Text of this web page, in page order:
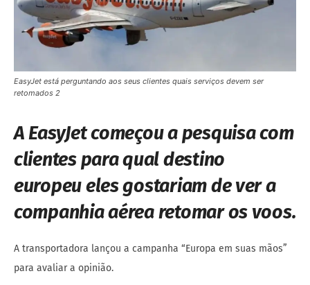
EasyJet está perguntando aos seus clientes quais serviços devem ser
retomados 2
A EasyJet começou a pesquisa com
clientes para qual destino
europeu eles gostariam de ver a
companhia aérea retomar os voos.
A transportadora lançou a campanha “Europa em suas mãos”
para avaliar a opinião.